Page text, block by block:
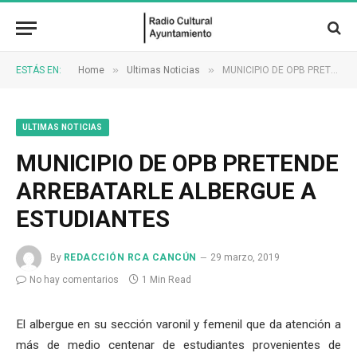
ESTÁS EN: Home » Ultimas Noticias » MUNICIPIO DE OPB PRETENDE ARREBATARLE ALBERGUE A ESTUDIANTES
ULTIMAS NOTICIAS
MUNICIPIO DE OPB PRETENDE
ARREBATARLE ALBERGUE A
ESTUDIANTES
By REDACCIÓN RCA CANCÚN
29 marzo, 2019
No hay comentarios
1 Min Read
El albergue en su sección varonil y femenil que da atención a
más de medio centenar de estudiantes provenientes de